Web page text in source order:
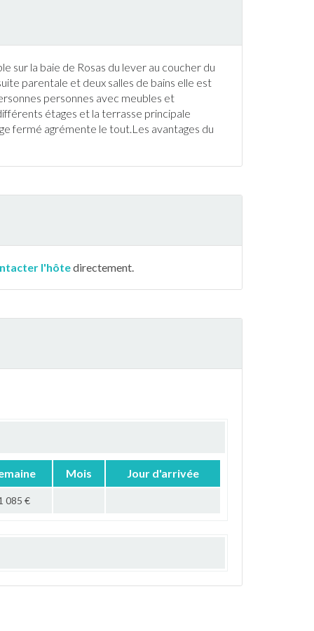
sur la baie de Rosas du lever au coucher du
parentale et deux salles de bains elle est
personnes avec meubles et
étages et la terrasse principale
fermé agrémente le tout.Les avantages du
l'hôtedirectement.
Mois Jour d'arrivée
085 €